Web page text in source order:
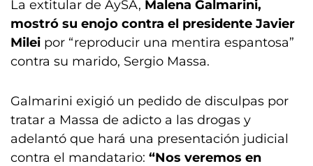
La extitular de AySA, Malena Galmarini,
mostró su enojo contra el presidente Javier
Milei por “reproducir una mentira espantosa”
contra su marido, Sergio Massa.
Galmarini exigió un pedido de disculpas por
tratar a Massa de adicto a las drogas y
adelantó que hará una presentación judicial
contra el mandatario: “Nos veremos en